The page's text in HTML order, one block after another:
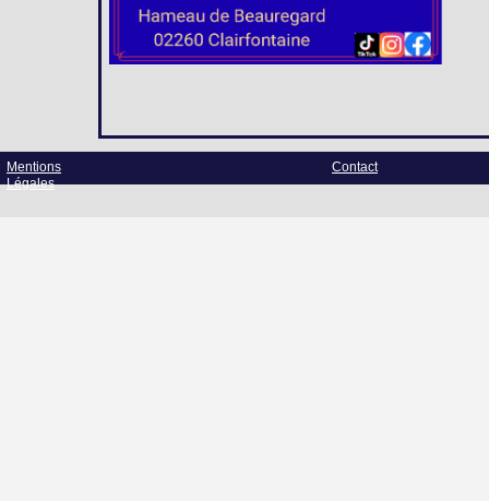
Mentions
Légales
Contact